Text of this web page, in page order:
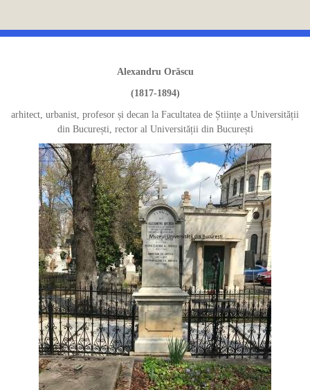
Alexandru Orăscu
(1817-1894)
arhitect, urbanist, profesor și decan la Facultatea de Științe a Universității
din București, rector al Universității din București